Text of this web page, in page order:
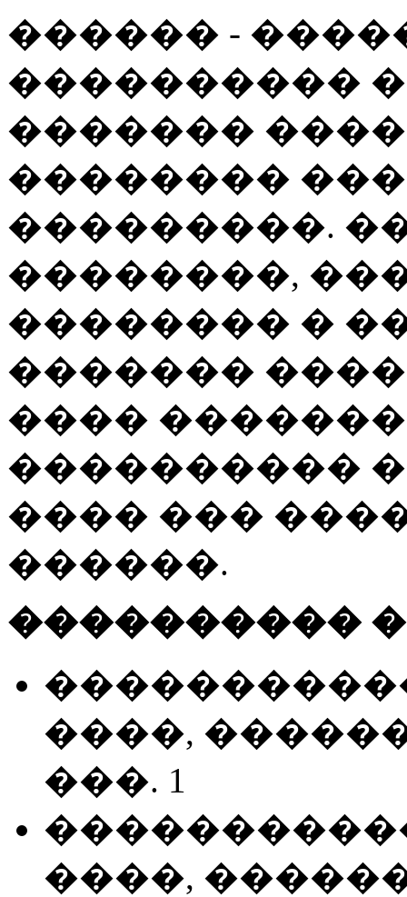
������ -
����������
�������
��������
���������.
��������,
�������� �
�������
����
����������
���� ���
������.
����������
����,
���. 1
����,